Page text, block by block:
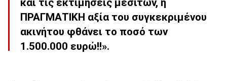
και τις εκτιμήσεις μεσιτών, η
ΠΡΑΓΜΑΤΙΚΗ αξία του συγκεκριμένου
ακινήτου φθάνει το ποσό των
1.500.000 ευρώ!!».